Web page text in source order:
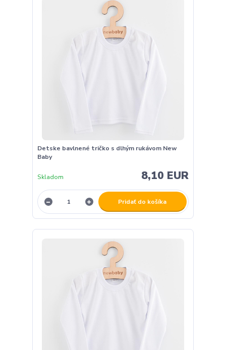
Detske bavlnené tričko s dlhým rukávom New
Baby
8,10 EUR
Skladom
Pridať do košíka